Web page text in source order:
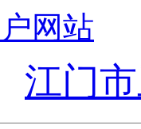
网站
江门